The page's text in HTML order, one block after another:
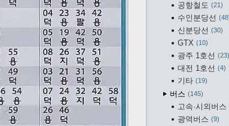
공항철도 21
수인분당선 48
신분당선 30
GTX 10
광주 1호선 23
대전 1호선 4
기타 19
버스 145
고속·시외버스
광역버스 9